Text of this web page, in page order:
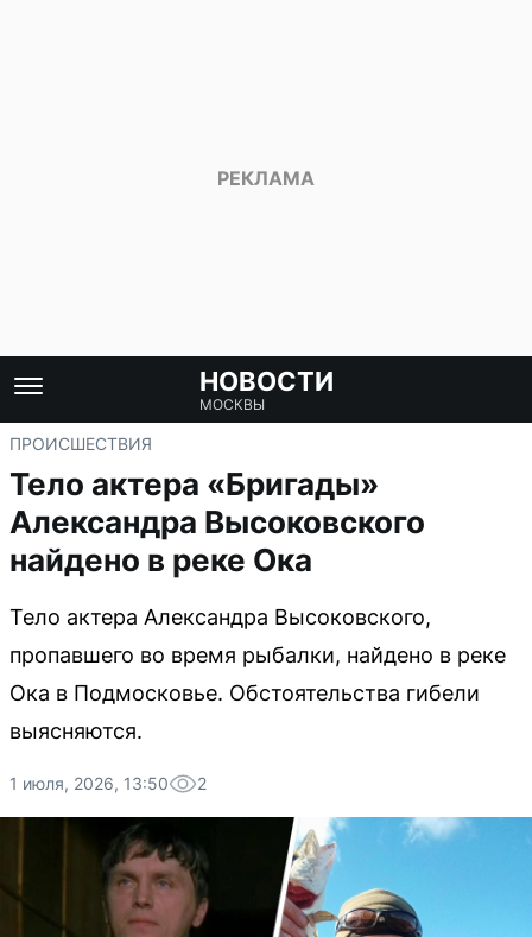
НОВОСТИ
МОСКВЫ
ПРОИСШЕСТВИЯ
Тело актера «Бригады»
Александра Высоковского
найдено в реке Ока
Тело актера Александра Высоковского,
пропавшего во время рыбалки, найдено в реке
Ока в Подмосковье. Обстоятельства гибели
выясняются.
1 июля, 2026, 13:50 2